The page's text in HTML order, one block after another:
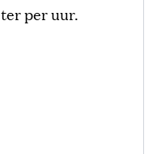
per uur.